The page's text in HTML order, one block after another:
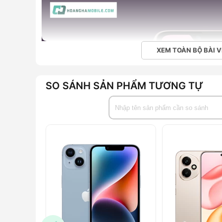
iPhone 13 có đặc điểm gì nổi bật?
XEM TOÀN BỘ BÀI
SO SÁNH SẢN PHẨM TƯƠNG TỰ